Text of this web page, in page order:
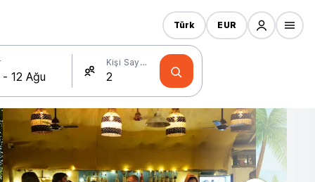
Kişi Sayısı
Türk EUR